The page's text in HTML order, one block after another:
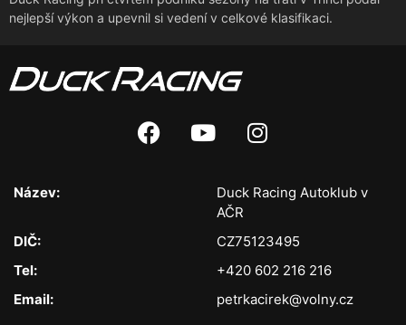
nejlepší výkon a upevnil si vedení v celkové klasifikaci.
Název:
Duck Racing Autoklub v
AČR
DIČ:
CZ75123495
Tel:
+420 602 216 216
Email:
petrkacirek@volny.cz